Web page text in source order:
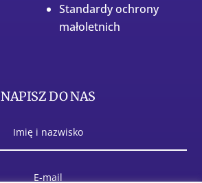
Standardy ochrony
małoletnich
NAPISZ DO NAS